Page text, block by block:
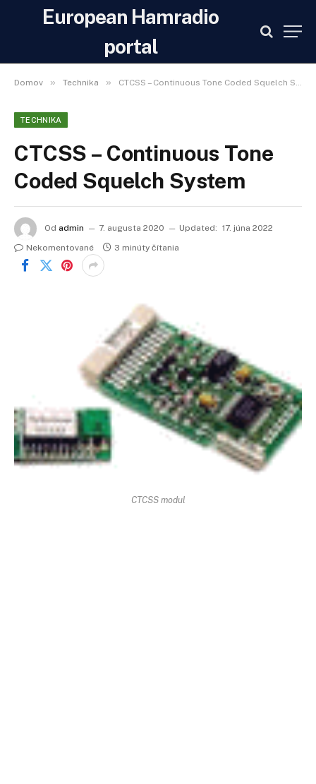
European Hamradio
portal
Domov » Technika » CTCSS – Continuous Tone Coded Squelch System
TECHNIKA
CTCSS – Continuous Tone
Coded Squelch System
Od admin 7. augusta 2020 Updated: 17. júna 2022
Nekomentované
3 minúty čítania
CTCSS modul